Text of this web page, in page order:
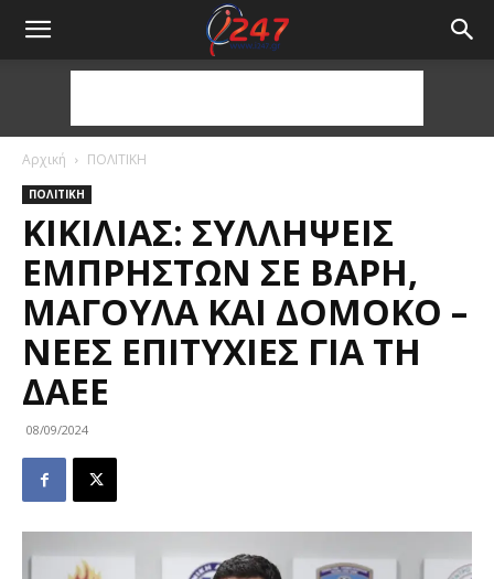
Αρχική ΠΟΛΙΤΙΚΗ
ΠΟΛΙΤΙΚΗ
ΚΙΚΊΛΙΑΣ: ΣΥΛΛΉΨΕΙΣ
ΕΜΠΡΗΣΤΏΝ ΣΕ ΒΆΡΗ,
ΜΑΓΟΎΛΑ ΚΑΙ ΔΟΜΟΚΌ –
ΝΈΕΣ ΕΠΙΤΥΧΊΕΣ ΓΙΑ ΤΗ
ΔΑΕΕ
08/09/2024